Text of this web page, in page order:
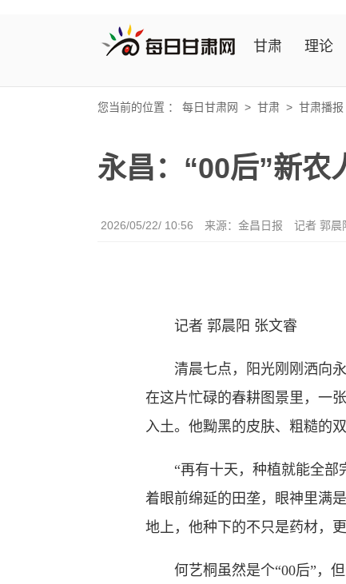
甘肃 理论
您当前的位置 ： 每日甘肃网 > 甘肃 > 甘肃播报
永昌：“00后”新农
2026/05/22/ 10:56 来源：金昌日报 记者 郭晨
记者 郭晨阳 张文睿
清晨七点，阳光刚刚洒向永
在这片忙碌的春耕图景里，一
入土。他黝黑的皮肤、粗糙的
“再有十天，种植就能全部完
着眼前绵延的田垄，眼神里满
地上，他种下的不只是药材，
何艺桐虽然是个“00后”，但